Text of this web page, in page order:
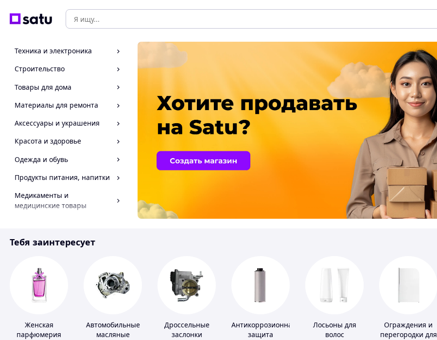
Техника и электроника
Строительство
Товары для дома
Материалы для ремонта
Аксессуары и украшения
Красота и здоровье
Одежда и обувь
Продукты питания, напитки
Медикаменты и
медицинские товары
Инструмент
Тебя заинтересует
Женская
парфюмерия
Автомобильные
масляные
Дроссельные
заслонки
Антикоррозионная
защита
Лосьоны для
волос
Ограждения и
перегородки для